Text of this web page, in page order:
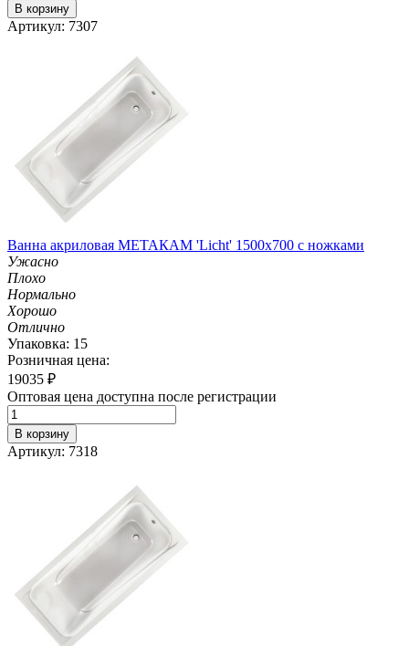
В корзину
Артикул: 7307
Ванна акриловая МЕТАКАМ 'Licht' 1500х700 с ножками
Ужасно
Плохо
Нормально
Хорошо
Отлично
Упаковка: 15
Розничная цена:
19035 ₽
Оптовая цена доступна после регистрации
В корзину
Артикул: 7318